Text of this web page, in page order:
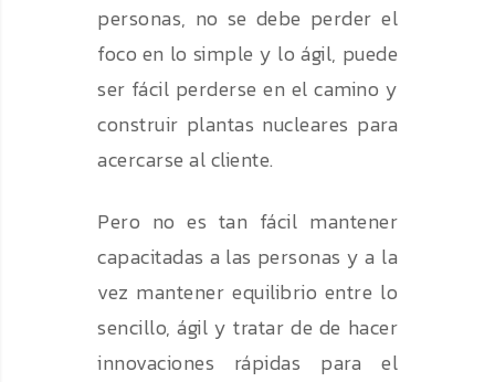
personas, no se debe perder el
foco en lo simple y lo ágil, puede
ser fácil perderse en el camino y
construir plantas nucleares para
acercarse al cliente.
Pero no es tan fácil mantener
capacitadas a las personas y a la
vez mantener equilibrio entre lo
sencillo, ágil y tratar de de hacer
innovaciones rápidas para el